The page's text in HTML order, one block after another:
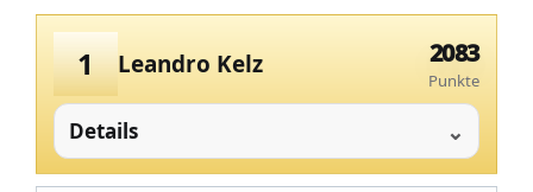
1 Leandro Kelz 2083
Punkte
Details